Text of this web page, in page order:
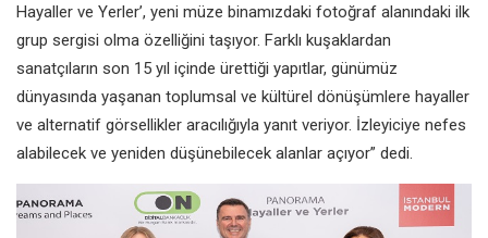
Hayaller ve Yerler’, yeni müze binamızdaki fotoğraf alanındaki ilk
grup sergisi olma özelliğini taşıyor. Farklı kuşaklardan
sanatçıların son 15 yıl içinde ürettiği yapıtlar, günümüz
dünyasında yaşanan toplumsal ve kültürel dönüşümlere hayaller
ve alternatif görsellikler aracılığıyla yanıt veriyor. İzleyiciye nefes
alabilecek ve yeniden düşünebilecek alanlar açıyor” dedi.